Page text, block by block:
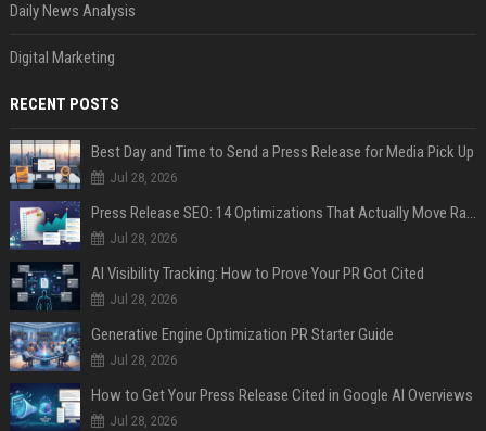
Daily News Analysis
Digital Marketing
RECENT POSTS
Best Day and Time to Send a Press Release for Media Pick Up
Jul 28, 2026
Press Release SEO: 14 Optimizations That Actually Move Rankings
Jul 28, 2026
AI Visibility Tracking: How to Prove Your PR Got Cited
Jul 28, 2026
Generative Engine Optimization PR Starter Guide
Jul 28, 2026
How to Get Your Press Release Cited in Google AI Overviews
Jul 28, 2026